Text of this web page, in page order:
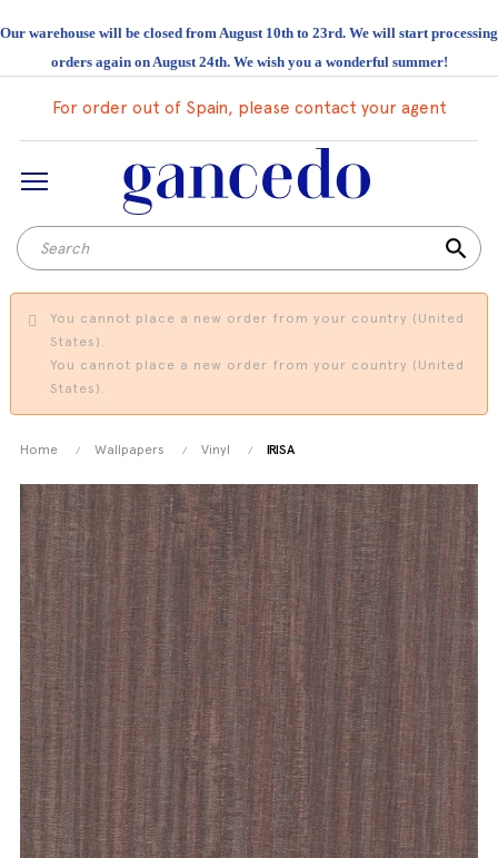
Our warehouse will be closed from August 10th to 23rd. We will start processing
orders again on August 24th. We wish you a wonderful summer!
For order out of Spain, please contact your agent
search
You cannot place a new order from your country (United
States).
You cannot place a new order from your country (United
States).
Home Wallpapers Vinyl IRISA